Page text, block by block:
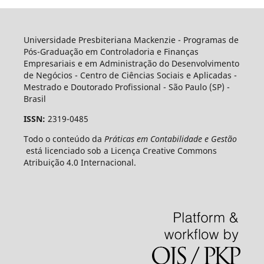
Universidade Presbiteriana Mackenzie - Programas de
Pós-Graduação em Controladoria e Finanças
Empresariais e em Administração do Desenvolvimento
de Negócios - Centro de Ciências Sociais e Aplicadas -
Mestrado e Doutorado Profissional - São Paulo (SP) -
Brasil
ISSN: 2319-0485
Todo o conteúdo da Práticas em Contabilidade e Gestão
está licenciado sob a Licença Creative Commons
Atribuição 4.0 Internacional.